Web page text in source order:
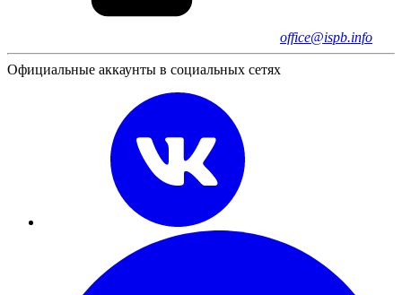
office@ispb.info
Официальные аккаунты в социальных сетях